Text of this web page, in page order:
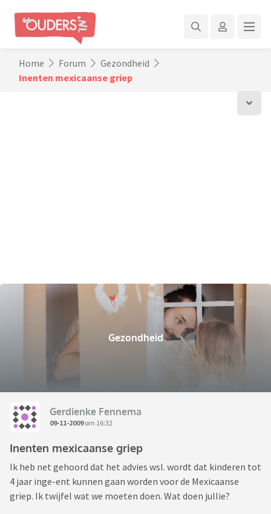
Home Forum
Gezondheid
Inenten mexicaanse griep
Gezondheid
Gerdienke Fennema
09-11-2009om 16:32
Inenten mexicaanse griep
Ik heb net gehoord dat het advies wsl. wordt dat kinderen tot
4 jaar inge-ent kunnen gaan worden voor de Mexicaanse
griep. Ik twijfel wat we moeten doen. Wat doen jullie?